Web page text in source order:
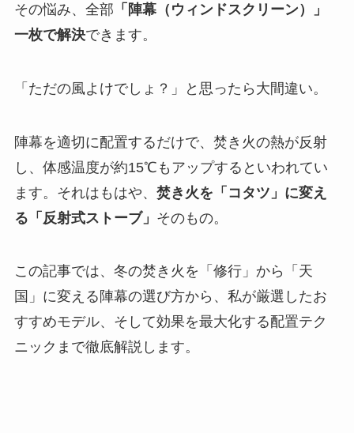
その悩み、全部 「陣幕（ウィンドスクリーン）」
一枚で解決できます。
「ただの風よけでしょ？」と思ったら大間違い。
陣幕を適切に配置するだけで、焚き火の熱が反射
し、体感温度が約15℃もアップするといわれてい
ます。それはもはや、 焚き火を「コタツ」に変え
る「反射式ストーブ」 そのもの。
この記事では、冬の焚き火を「修行」から「天
国」に変える陣幕の選び方から、私が厳選したお
すすめモデル、そして効果を最大化する配置テク
ニックまで徹底解説します。